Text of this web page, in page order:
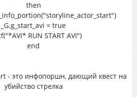
then
_G.g_start_avi = true
RUN START AVI")
end
- это инфопоршн, дающий квест на
убийство стрелка